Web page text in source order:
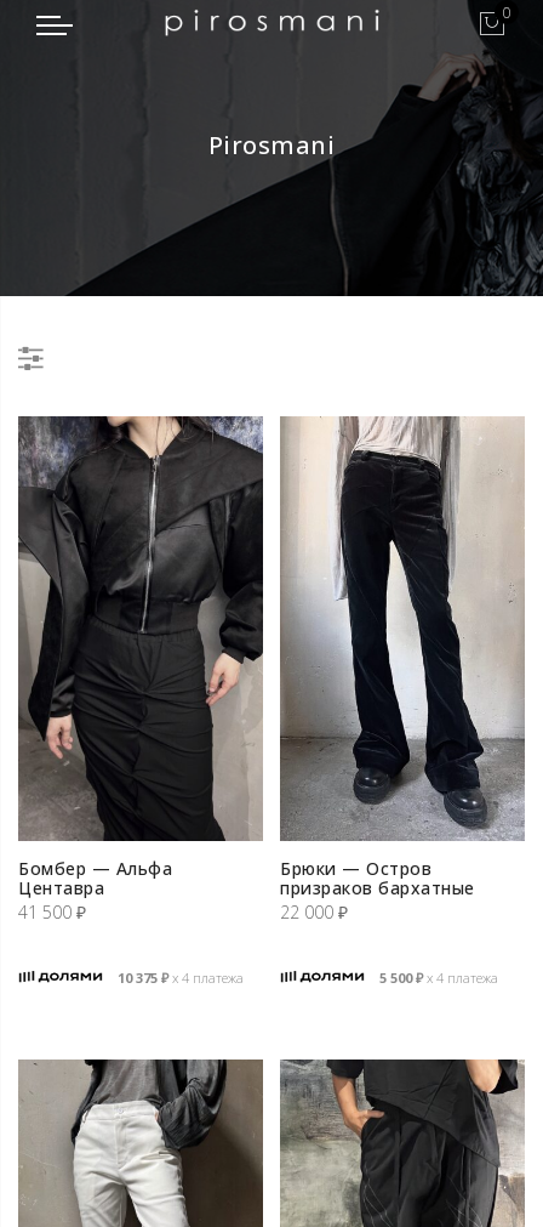
0
Pirosmani
Бомбер — Альфа
Центавра
41 500 ₽
10 375 ₽х 4 платежа
Брюки — Остров
призраков бархатные
22 000 ₽
5 500₽х 4 платежа